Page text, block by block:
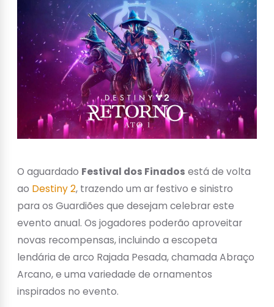
O aguardado Festival dos Finados está de volta
ao Destiny 2, trazendo um ar festivo e sinistro
para os Guardiões que desejam celebrar este
evento anual. Os jogadores poderão aproveitar
novas recompensas, incluindo a escopeta
lendária de arco Rajada Pesada, chamada Abraço
Arcano, e uma variedade de ornamentos
inspirados no evento.